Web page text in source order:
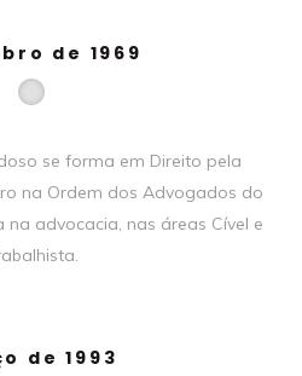
de 1969
se forma em Direito pela
na Ordem dos Advogados do
na advocacia, nas áreas Cível e
de 1993